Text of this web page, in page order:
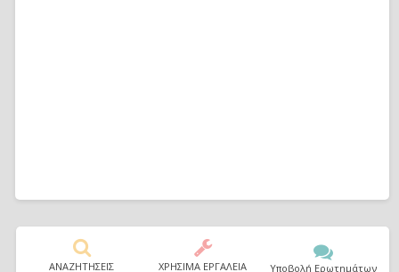
ΑΝΑΖΗΤΗΣΕΙΣ ΧΡΗΣΙΜΑ ΕΡΓΑΛΕΙΑ Υποβολή Ερωτημάτων